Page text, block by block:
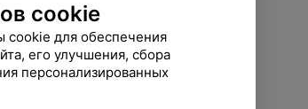
cookie
cookie для обеспечения
его улучшения, сбора
персонализированных